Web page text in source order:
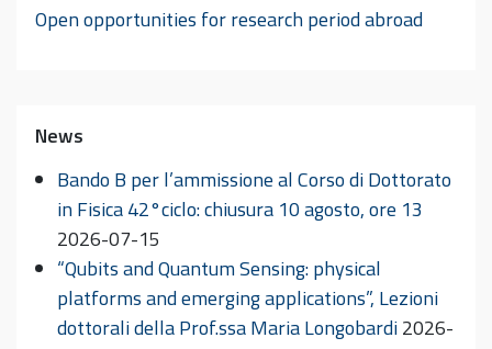
Open opportunities for research period abroad
News
Bando B per l’ammissione al Corso di Dottorato
in Fisica 42°ciclo: chiusura 10 agosto, ore 13
2026-07-15
“Qubits and Quantum Sensing: physical
platforms and emerging applications”, Lezioni
dottorali della Prof.ssa Maria Longobardi2026-